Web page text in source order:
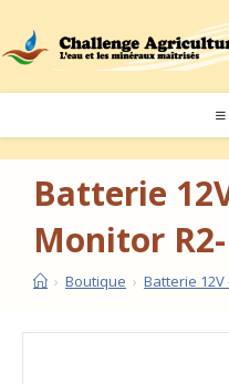
Batterie
Monitor
› Boutique › Batterie 12V